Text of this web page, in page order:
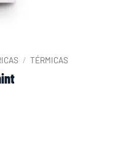
/ TÉRMICAS